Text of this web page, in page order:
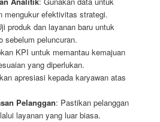
mengukur efektivitas strategi.
produk dan layanan baru untuk
sebelum peluncuran.
KPI untuk memantau kemajuan
yang diperlukan.
apresiasi kepada karyawan atas
Pelanggan: Pastikan pelanggan
layanan yang luar biasa.